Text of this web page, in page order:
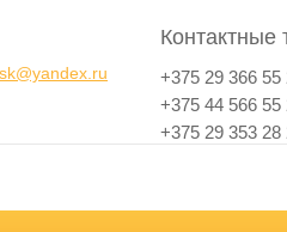
Контактные
+375 29 366 55
+375 44 566 55
+375 29 353 28